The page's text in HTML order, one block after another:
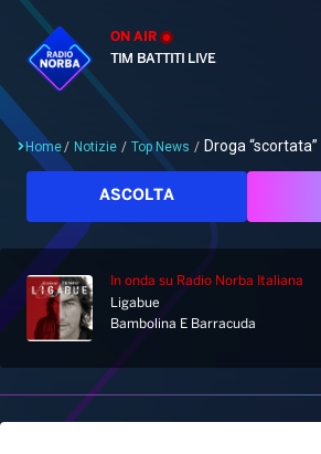
ON AIR
TIM BATTITI LIVE
Cerca
Home
Palinsesto
Notizie
Home/ Notizie / Top News / Droga
ASCOLTA
In onda su Radio Norba Italiana
Ligabue
Bambolina E Barracuda